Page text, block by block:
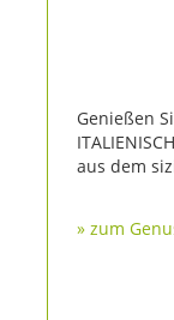
Genießen
aus dem
» zum